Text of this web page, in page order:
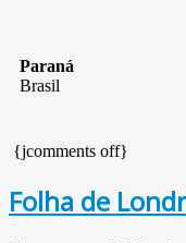
Paraná
Brasil
{jcomments off}
Folha de